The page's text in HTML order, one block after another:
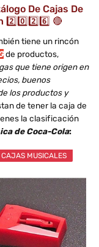
De Cajas De
2️⃣0️⃣2️⃣6️⃣ 🔴
tiene un rincón
de productos,
que tiene origen en
buenos
los productos y
de tener la caja de
la clasificación
de Coca-Cola:
CAJAS MUSICALES